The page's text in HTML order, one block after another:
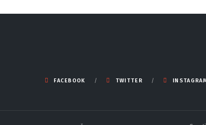
FACEBOOK TWITTER